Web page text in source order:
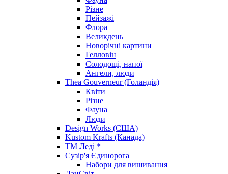
Різне
Пейзажі
Флора
Великдень
Новорічні картини
Гелловін
Солодощі, напої
Ангели, люди
Thea Gouverneur (Голандія)
Квіти
Різне
Фауна
Люди
Design Works (США)
Kustom Krafts (Канада)
ТМ Леді *
Сузір'я Єдинорога
Набори для вишивання